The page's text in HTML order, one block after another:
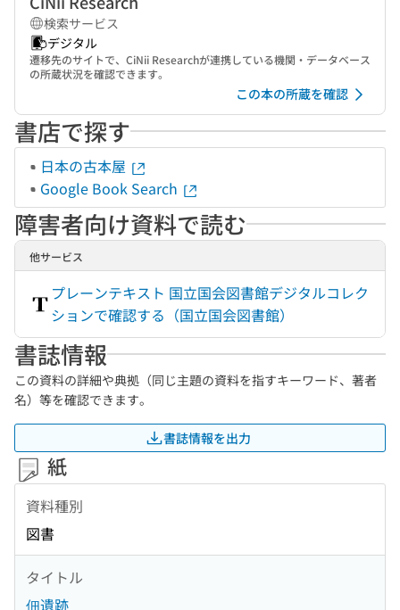
検索サービス
デジタル
遷移先のサイトで、CiNii Researchが連携している機関・データベース
の所蔵状況を確認できます。
この本の所蔵を確認
書店で探す
日本の古本屋
Google Book Search
障害者向け資料で読む
他サービス
プレーンテキスト 国立国会図書館デジタルコレク
ションで確認する（国立国会図書館）
書誌情報
この資料の詳細や典拠（同じ主題の資料を指すキーワード、著者
名）等を確認できます。
書誌情報を出力
紙
資料種別
図書
タイトル
佃遺跡